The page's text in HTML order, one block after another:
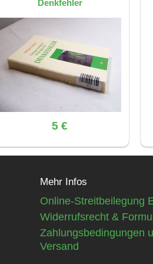
Denkfehler
5 €
Mehr Infos
Online-Streitbeilegung
Widerrufsrecht &
Zahlungsbedingungen
Versand